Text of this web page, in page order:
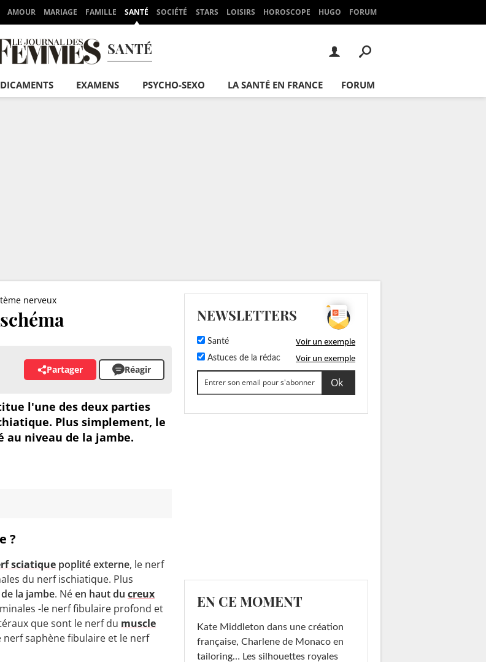
AMOUR MARIAGE FAMILLE SANTÉ SOCIÉTÉ STARS LOISIRS HOROSCOPE HUGO FORUM
SANTÉ
EXAMENS PSYCHO-SEXO LA SANTÉ EN FRANCE FORUM
nerveux
Partager Réagir
l'une des deux parties
Plus simplement, le
niveau de la jambe.
?
sciatique poplité externe, le nerf
du nerf ischiatique. Plus
la jambe. Néen haut du creux
-le nerf fibulaire profond et
que sont le nerf du muscle
saphène fibulaire et le nerf
NEWSLETTERS
Santé Voir un exemple
Astuces de la rédac Voir un exemple
EN CE MOMENT
Kate Middleton dans une création
française, Charlene de Monaco en
tailoring… Les silhouettes royales